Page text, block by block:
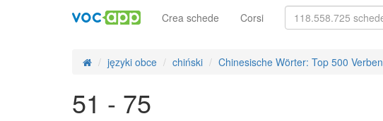
Crea schede Corsi
języki obce chiński Chinesische Wörter: Top 500 Verben
51 - 75